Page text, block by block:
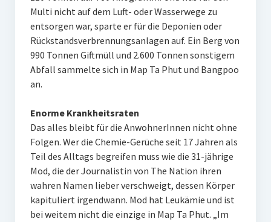
Multi nicht auf dem Luft- oder Wasserwege zu
entsorgen war, sparte er für die Deponien oder
Rückstandsverbrennungsanlagen auf. Ein Berg von
990 Tonnen Giftmüll und 2.600 Tonnen sonstigem
Abfall sammelte sich in Map Ta Phut und Bangpoo
an.
Enorme Krankheitsraten
Das alles bleibt für die AnwohnerInnen nicht ohne
Folgen. Wer die Chemie-Gerüche seit 17 Jahren als
Teil des Alltags begreifen muss wie die 31-jährige
Mod, die der Journalistin von The Nation ihren
wahren Namen lieber verschweigt, dessen Körper
kapituliert irgendwann. Mod hat Leukämie und ist
bei weitem nicht die einzige in Map Ta Phut. „Im